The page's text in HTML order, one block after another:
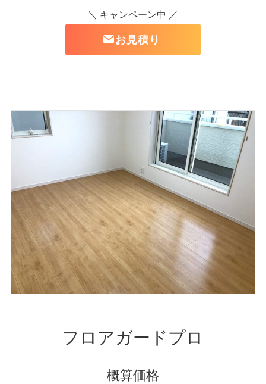
＼ キャンペーン中 ／
お見積り
フロアガードプロ
概算価格